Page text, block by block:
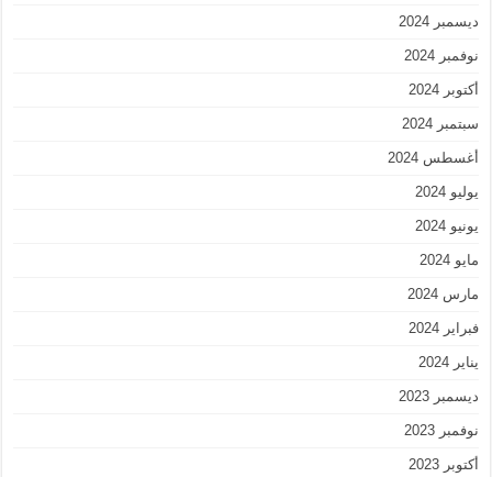
ديسمبر 2024
نوفمبر 2024
أكتوبر 2024
سبتمبر 2024
أغسطس 2024
يوليو 2024
يونيو 2024
مايو 2024
مارس 2024
فبراير 2024
يناير 2024
ديسمبر 2023
نوفمبر 2023
أكتوبر 2023